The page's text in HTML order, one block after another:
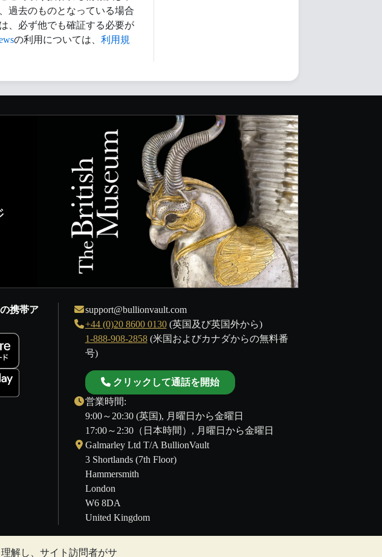
解し、サイト訪問者がサ
過去のものとなっている場合
、必ず他でも確証する必要が
の利用については、 利用規
携帯ア
support@bullionvault.com
+44 (0)20 8600 0130(英国及び英国外から)
1-888-908-2858(米国およびカナダからの無料番
号)
クリックして通話を開始
営業時間:
9:00～20:30 (英国), 月曜日から金曜日
17:00～2:30（日本時間）, 月曜日から金曜日
Galmarley Ltd T/A BullionVault
3 Shortlands (7th Floor)
Hammersmith
London
W6 8DA
United Kingdom